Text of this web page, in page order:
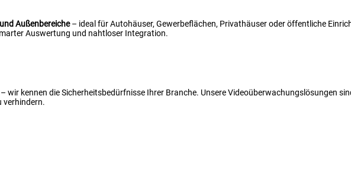
Außenbereiche– ideal für Autohäuser, Gewerbeflächen, Privathäuser oder öffentliche
Auswertung und nahtloser Integration.
wir kennen die Sicherheitsbedürfnisse Ihrer Branche. Unsere Videoüberwachungslösungen
verhindern.